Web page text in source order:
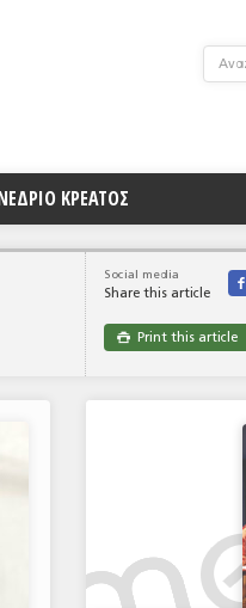
ΚΡΕΑΤΟΣ
Social media
Share this article

 Print this article